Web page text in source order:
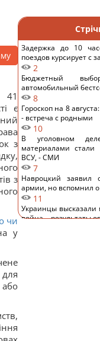
41
є
з
з
чи
у
Задержка до 10
поездов курсирует с
2
Бюджетный
автомобильный
8
Гороскоп на 8
- встреча с родными
10
В уголовном
материалами
ВСУ, - СМИ
7
Навроцкий заявил
армии, но вспомнил
11
Украинцы высказали
война, - результаты